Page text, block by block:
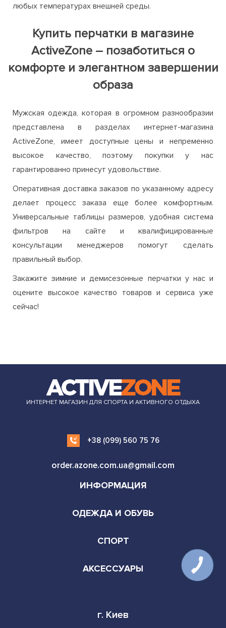
любых температурах внешней среды.
Купить перчатки в магазине
ActiveZone – позаботиться о
комфорте и элегантном завершении
образа
Мужская одежда, которая в огромном разнообразии
представлена в разделах интернет-магазина
ActiveZone, имеет доступные цены и непременно
высокое качество, поэтому покупки у нас
гарантированно принесут удовольствие.
Оперативная доставка заказов по указанному адресу
делает процесс заказа еще более комфортным.
Универсальные таблицы размеров, удобная система
фильтров на сайте и квалифицированные
консультации менеджеров помогут сделать
правильный выбор.
Закажите зимние и демисезонные перчатки у нас и
оцените высокое качество товаров и сервиса уже
сейчас!
ИНТЕРНЕТ МАГАЗИН ДЛЯ СПОРТА И АКТИВНОГО ОТДЫХА
+38 (099) 560 75 76
order.azone.com.ua@gmail.com
ИНФОРМАЦИЯ
ОДЕЖДА И ОБУВЬ
СПОРТ
АКСЕССУАРЫ
г. Киев
КНОПКА
СВЯЗИ